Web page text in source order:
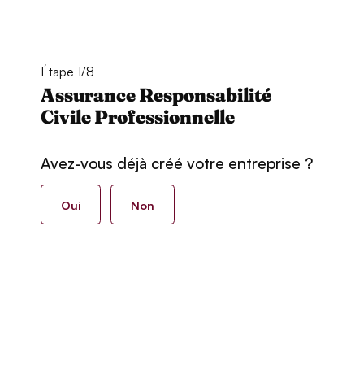
Étape 1/8
Assurance Responsabilité
Civile Professionnelle
Avez-vous déjà créé votre entreprise ?
Oui Non